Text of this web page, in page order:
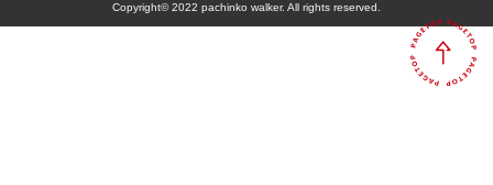
Copyright© 2022 pachinko walker. All rights reserved.